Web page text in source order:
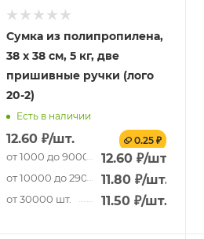
Сумка из полипропилена,
38 х 38 см, 5 кг, две
пришивные ручки (лого
20-2)
Есть в наличии
12.60 ₽/шт. 0.25 ₽
от 1000 до 9000 шт.12.60 ₽/шт.
от 10000 до 29000 шт.
11.80 ₽/шт.
от 30000 шт. 11.50 ₽/шт.